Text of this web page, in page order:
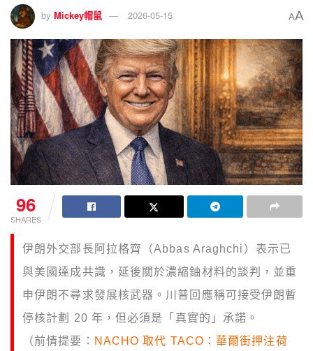
by Mickey帽鼠 2026-05-15 AA
96
SHARES
伊朗外交部長阿拉格齊（Abbas Araghchi）表示已
與美國達成共識，延後關於濃縮鈾材料的談判，並重
申伊朗不尋求發展核武器。川普回應稱可接受伊朗暫
停核計劃 20 年，但必須是「真實的」承諾。
（前情提要： NACHO 取代 TACO：華爾街押注荷